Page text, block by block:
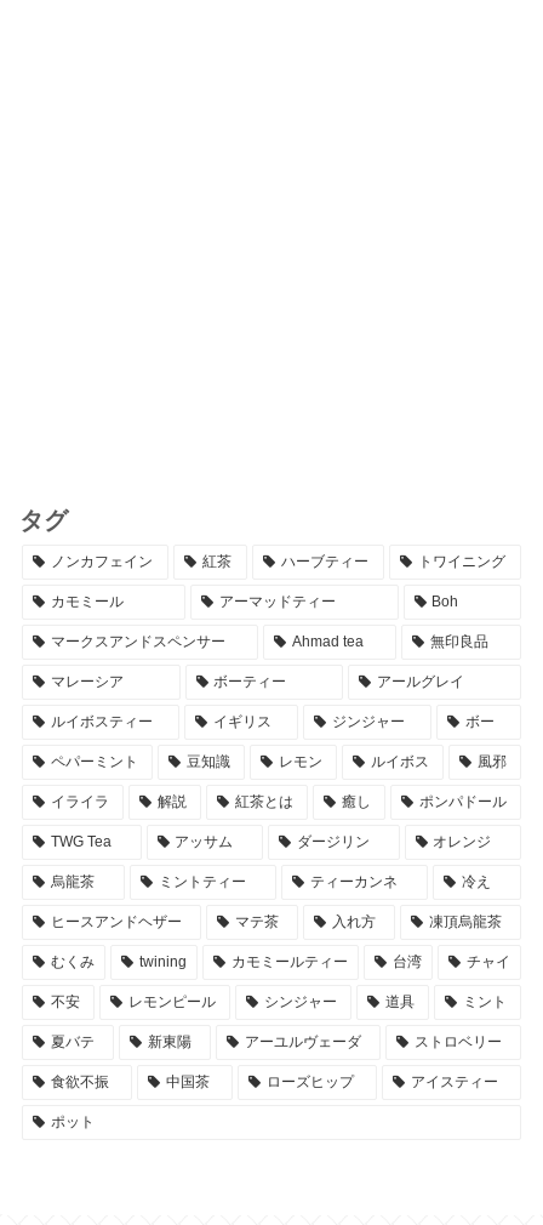
タグ
ノンカフェイン 紅茶 ハーブティー トワイニング
カモミール アーマッドティー Boh
マークスアンドスペンサー Ahmad tea 無印良品
マレーシア ボーティー アールグレイ
ルイボスティー イギリス ジンジャー ボー
ペパーミント 豆知識 レモン ルイボス 風邪
イライラ 解説 紅茶とは 癒し ポンパドール
TWG Tea アッサム ダージリン オレンジ
烏龍茶 ミントティー ティーカンネ 冷え
ヒースアンドヘザー マテ茶 入れ方 凍頂烏龍茶
むくみ twining カモミールティー 台湾 チャイ
不安 レモンピール シンジャー 道具 ミント
夏バテ 新東陽 アーユルヴェーダ ストロベリー
食欲不振 中国茶 ローズヒップ アイスティー
ポット